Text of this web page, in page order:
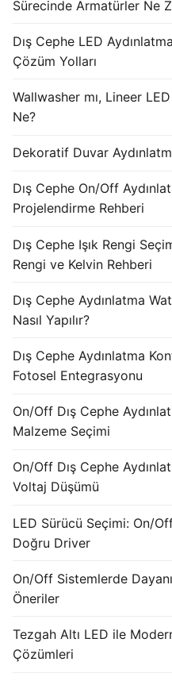
Cephe
Sürecinde Armatürler Ne
Dış Cephe LED
Çözüm Yolları
Wallwasher mı, Lineer
Ne?
Dekoratif Duvar
Dış Cephe On/Off
Projelendirme Rehberi
Dış Cephe Işık Rengi
Rengi ve Kelvin Rehberi
Dış Cephe Aydınlatma
Nasıl Yapılır?
Dış Cephe Aydınlatma
Fotosel Entegrasyonu
On/Off Dış Cephe
Malzeme Seçimi
On/Off Dış Cephe
Voltaj Düşümü
LED Sürücü Seçimi: On/
Doğru Driver
On/Off Sistemlerde
Öneriler
Tezgah Altı LED ile
Çözümleri